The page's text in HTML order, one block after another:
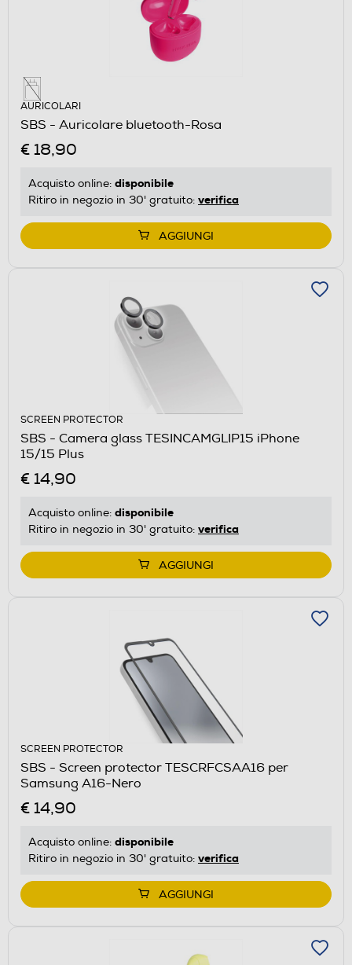
AURICOLARI
SBS - Auricolare bluetooth-Rosa
€ 18,90
Acquisto online: disponibile
Ritiro in negozio in 30' gratuito: verifica
AGGIUNGI
SCREEN PROTECTOR
SBS - Camera glass TESINCAMGLIP15 iPhone
15/15 Plus
€ 14,90
Acquisto online: disponibile
Ritiro in negozio in 30' gratuito: verifica
AGGIUNGI
SCREEN PROTECTOR
SBS - Screen protector TESCRFCSAA16 per
Samsung A16-Nero
€ 14,90
Acquisto online: disponibile
Ritiro in negozio in 30' gratuito: verifica
AGGIUNGI